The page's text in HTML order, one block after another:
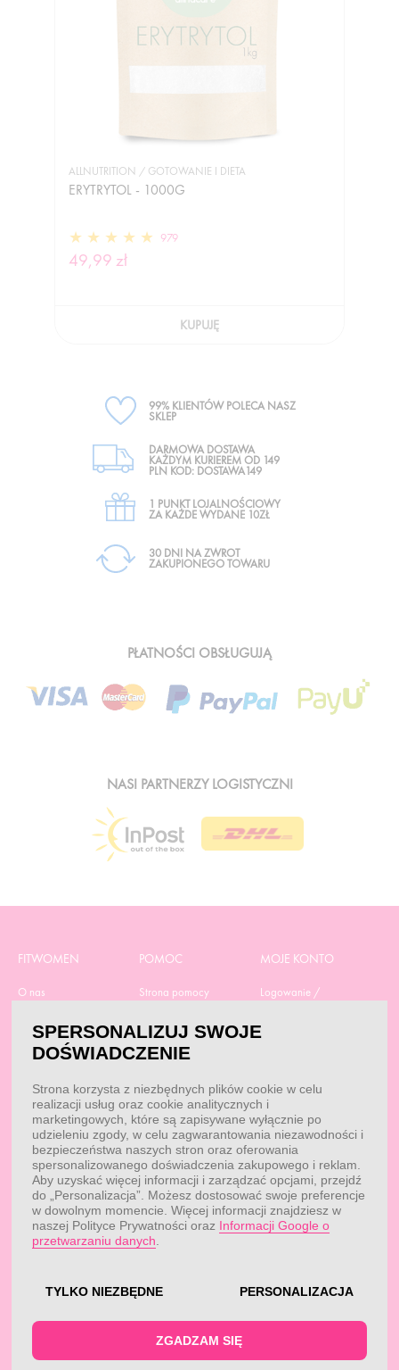
ALLNUTRITION / GOTOWANIE I DIETA
ERYTRYTOL - 1000G
979
49,99 zł
KUPUJĘ
99% KLIENTÓW POLECA NASZ
SKLEP
DARMOWA DOSTAWA
KAŻDYM KURIEREM OD 149
PLN KOD: DOSTAWA149
1 PUNKT LOJALNOŚCIOWY
ZA KAŻDE WYDANE 10ZŁ
30 DNI NA ZWROT
ZAKUPIONEGO TOWARU
PŁATNOŚCI OBSŁUGUJĄ
NASI PARTNERZY LOGISTYCZNI
FITWOMEN
O nas
RODO
Obowiązek
Dane do przelewu
Przepisy
Blog
POMOC
Strona pomocy
Regulamin zakupów
Aktualne promocje
Odstąp od umowy tutaj
Dobór suplementacji
Kontakt
MOJE KONTO
Logowanie /
Moje zamówienia
KONTAKT
Obsługa klienta:
pon. - pt.: 7:00 - 18:00
Obsługa klienta:
reklamacje@fitwomen.pl
SPERSONALIZUJ SWOJE
DOŚWIADCZENIE
Strona korzysta z niezbędnych plików cookie w celu
realizacji usług oraz cookie analitycznych i
marketingowych, które są zapisywane wyłącznie po
udzieleniu zgody, w celu zagwarantowania niezawodności i
bezpieczeństwa naszych stron oraz oferowania
spersonalizowanego doświadczenia zakupowego i reklam.
Aby uzyskać więcej informacji i zarządzać opcjami, przejdź
do „Personalizacja”. Możesz dostosować swoje preferencje
w dowolnym momencie. Więcej informacji znajdziesz w
naszej Polityce Prywatności oraz Informacji Google o
przetwarzaniu danych
TYLKO NIEZBĘDNE PERSONALIZACJA
ZGADZAM SIĘ